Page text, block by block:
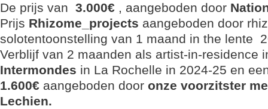
De prijs van 3.000€ , aangeboden door
Prijs Rhizome_projects aangeboden door
solotentoonstelling van 1 maand in the lente
Verblijf van 2 maanden als artist-in-residence
Intermondes in La Rochelle in 2024-25 en
1.600€ aangeboden door onze voorzitster
Lechien.